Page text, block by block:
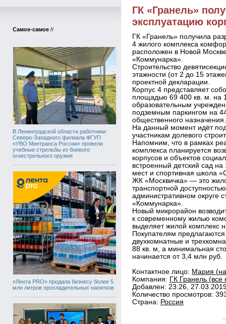
Самое-самое //
В Ленинградской области работники
Северо-Западного филиала ФГУП
«УВО Минтранса России» провели
учебные стрельбы из боевого
огнестрельного оружия
«Лента PRO» продала бизнесу более 5
млн литров прохладительных напитков
ГК «Гранель»
эксплуатацию
ГК «Гранель» получила
4 жилого комплекса
расположен в Новой
«Коммунарка».
Строительство
этажности (от 2 до 15
проектной декларации.
Корпус 4 представляет
площадью 69 400 кв. м. на
образовательным
подземным паркингом на
общественного назначения.
На данный момент идёт
участникам долевого
Напомним, что в рамках
комплекса планируется
корпусов и объектов
встроенный детский сад
мест и спортивная школа
ЖК «Москвичка» — это
транспортной
административном округе
«Коммунарка».
Новый микрорайон
к современному жилью
выделяет жилой комплекс
Покупателям
двухкомнатные и
88 кв. м, а минимальная
начинается от 3,4 млн руб.
Контактное лицо: Мария
Компания: ГК Гранель (все
Добавлен: 23:26,
Количество просмотров:
Страна: Россия